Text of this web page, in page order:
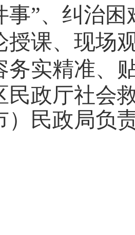
事”、纠治
授课、现场
务实精准、
厅社会救
）民政局负